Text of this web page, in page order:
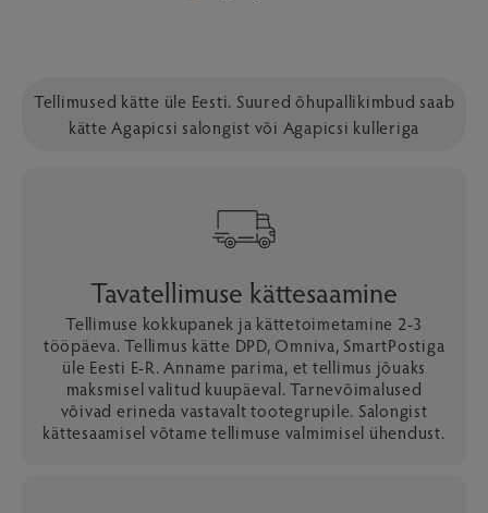
Tellimused kätte üle Eesti. Suured õhupallikimbud saab
kätte Agapicsi salongist või Agapicsi kulleriga
Tavatellimuse kättesaamine
Tellimuse kokkupanek ja kättetoimetamine 2-3
tööpäeva. Tellimus kätte DPD, Omniva, SmartPostiga
üle Eesti E-R. Anname parima, et tellimus jõuaks
maksmisel valitud kuupäeval. Tarnevõimalused
võivad erineda vastavalt tootegrupile. Salongist
kättesaamisel võtame tellimuse valmimisel ühendust.